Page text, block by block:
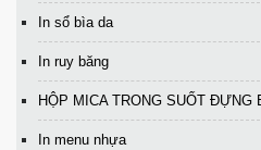
In sổ bìa da
In ruy băng
HỘP MICA TRONG SUỐT ĐỰNG
In menu nhựa